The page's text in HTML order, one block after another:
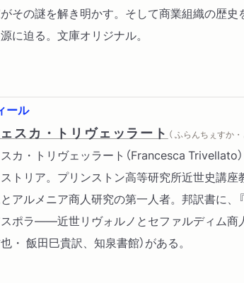
その謎を解き明かす。そして商業組織の歴史
に迫る。文庫オリジナル。
ール
スカ・トリヴェッラート （ ふらんちぇすか
カ・トリヴェッラート（Francesca Trivellato
トリア。プリンストン高等研究所近世史講座
アルメニア商人研究の第一人者。邦訳書に、
ポラ――近世リヴォルノとセファルディム商人
・ 飯田巳貴訳、知泉書館）がある。